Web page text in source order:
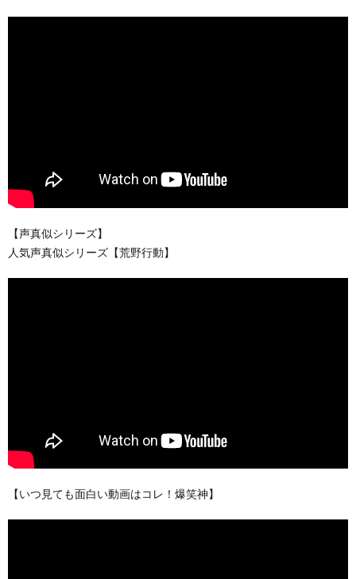
【声真似シリーズ】
人気声真似シリーズ【荒野行動】
【いつ見ても面白い動画はコレ！爆笑神】